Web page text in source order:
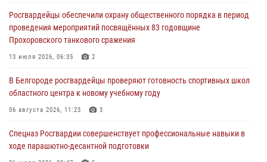
06 августа 2026, 12:05 3
В Белгороде росгвардейцы проверяют готовность спортивных школ
областного центра к новому учебному году
Росгвардия обеспечила общественную безопасность празднования
83-й годовщины освобождения г. Белгорода от немецко -
06 августа 2026, 06:54 3
Росгвардейцы обеспечили охрану общественного порядка в период
проведения мероприятий посвящённых 83 годовщине
Прохоровского танкового сражения
13 июля 2026, 06:35 2
В Белгороде росгвардейцы проверяют готовность спортивных школ
областного центра к новому учебному году
06 августа 2026, 11:23 3
Спецназ Росгвардии совершенствует профессиональные навыки в
ходе парашютно-десантной подготовки